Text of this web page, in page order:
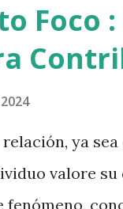
tiene el
da click en
En esa
Foco
ya
valore
fenómeno,